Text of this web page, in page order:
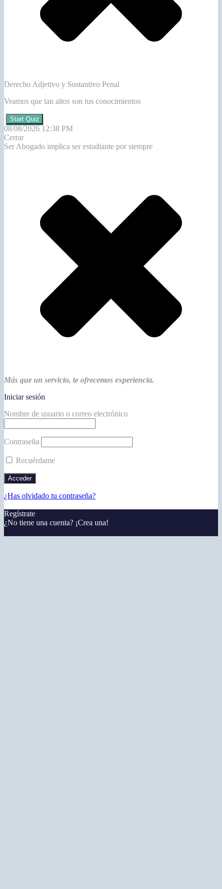
Derecho Adjetivo y Sustantivo Penal
Veamos que tan altos son tus conocimientos
Start Quiz
08/08/2026 12:38 PM
Cerrar
Ser Abogado implica ser estudiante por siempre
Más que un servicio, te ofrecemos experiencia.
Iniciar sesión
Nombre de usuario o correo electrónico
Contraseña
Recuérdame
¿Has olvidado tu contraseña?
Regístrate
¿No tiene una cuenta? ¡Crea una!